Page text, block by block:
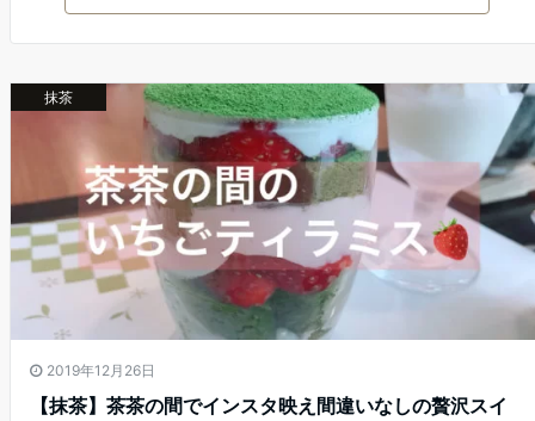
抹茶
2019年12月26日
【抹茶】茶茶の間でインスタ映え間違いなしの贅沢スイ